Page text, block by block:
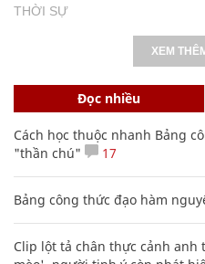
THỜI SỰ
XEM
Đọc nhiều
Cách học thuộc nhanh Bảng
"thần chú"
17
Bảng công thức đạo hàm
Clip lột tả chân thực cảnh